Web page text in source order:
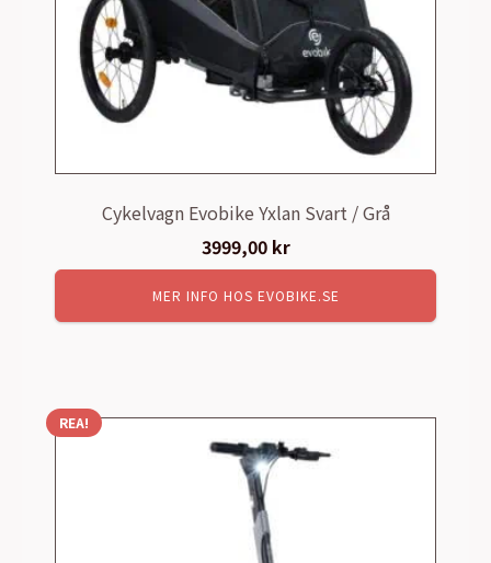
Cykelvagn Evobike Yxlan Svart / Grå
3999,00 kr
MER INFO HOS EVOBIKE.SE
REA!